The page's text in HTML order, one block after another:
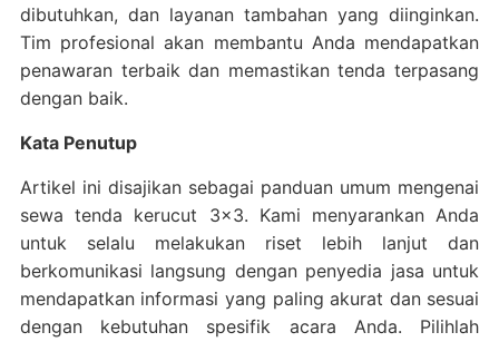
dibutuhkan, dan layanan tambahan yang diinginkan.
Tim profesional akan membantu Anda mendapatkan
penawaran terbaik dan memastikan tenda terpasang
dengan baik.
Kata Penutup
Artikel ini disajikan sebagai panduan umum mengenai
sewa tenda kerucut 3×3. Kami menyarankan Anda
untuk selalu melakukan riset lebih lanjut dan
berkomunikasi langsung dengan penyedia jasa untuk
mendapatkan informasi yang paling akurat dan sesuai
dengan kebutuhan spesifik acara Anda. Pilihlah